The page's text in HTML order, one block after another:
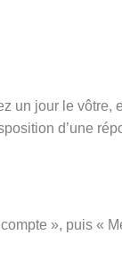
un jour le vôtre,
d’une
», puis «